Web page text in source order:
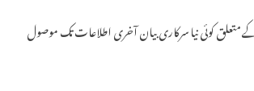
متعلق کوئی نیا سرکاری بیان آخری اطلاعات تک موصول